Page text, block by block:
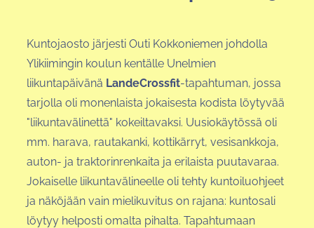
Kuntojaosto järjesti Outi Kokkoniemen johdolla
Ylikiimingin koulun kentälle Unelmien
liikuntapäivänä LandeCrossfit-tapahtuman, jossa
tarjolla oli monenlaista jokaisesta kodista löytyvää
"liikuntavälinettä" kokeiltavaksi. Uusiokäytössä oli
mm. harava, rautakanki, kottikärryt, vesisankkoja,
auton- ja traktorinrenkaita ja erilaista puutavaraa.
Jokaiselle liikuntavälineelle oli tehty kuntoiluohjeet
ja näköjään vain mielikuvitus on rajana: kuntosali
löytyy helposti omalta pihalta. Tapahtumaan